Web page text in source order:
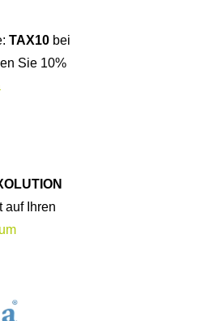
TAX10bei
Sie 10%
auf Ihren